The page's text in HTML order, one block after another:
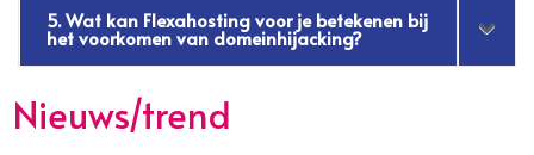
5. Wat kan Flexahosting voor je betekenen bij
het voorkomen van domeinhijacking?
Nieuws/trend